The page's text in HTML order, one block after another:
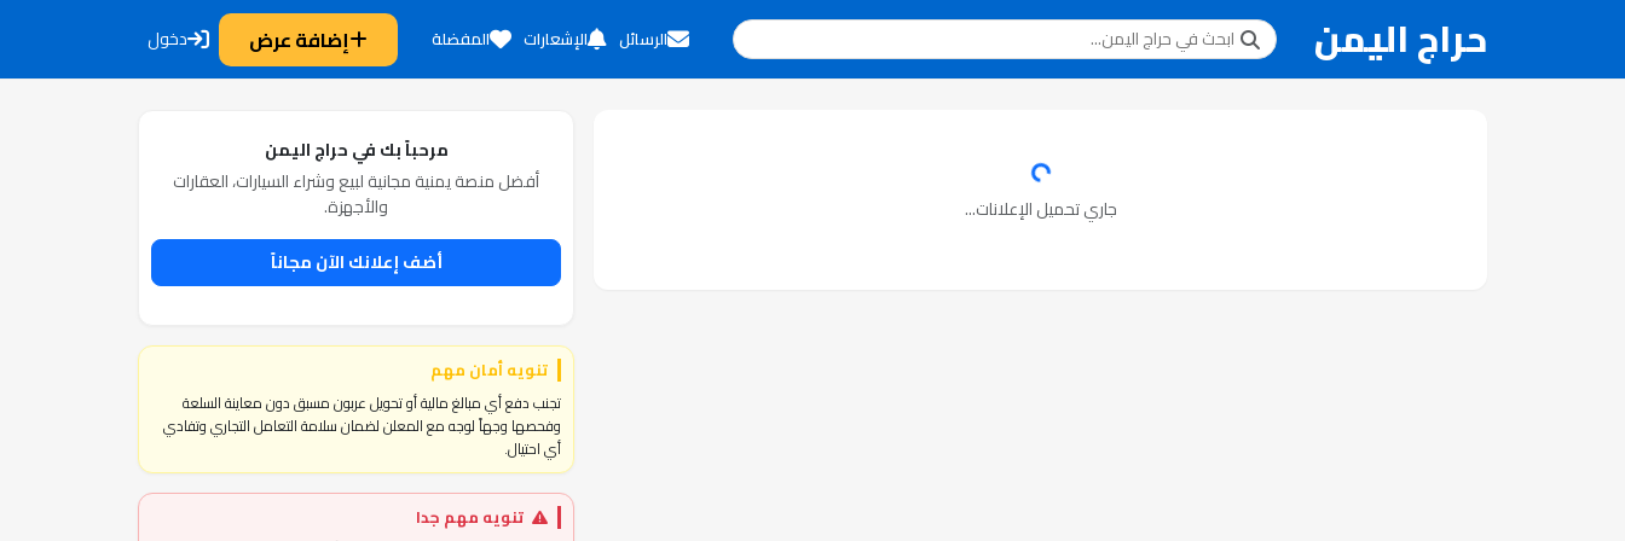
حراج اليمن الرسائل الإشعارات المفضلة إضافة عرض دخول
جاري تحميل الإعلانات...
مرحباً بك في حراج اليمن
أفضل منصة يمنية مجانية لبيع وشراء السيارات، العقارات
والأجهزة.
أضف إعلانك الآن مجاناً
تنويه أمان مهم
تجنب دفع أي مبالغ مالية أو تحويل عربون مسبق دون معاينة السلعة
وفحصها وجهاً لوجه مع المعلن لضمان سلامة التعامل التجاري وتفادي
أي احتيال.
تنويه مهم جدا